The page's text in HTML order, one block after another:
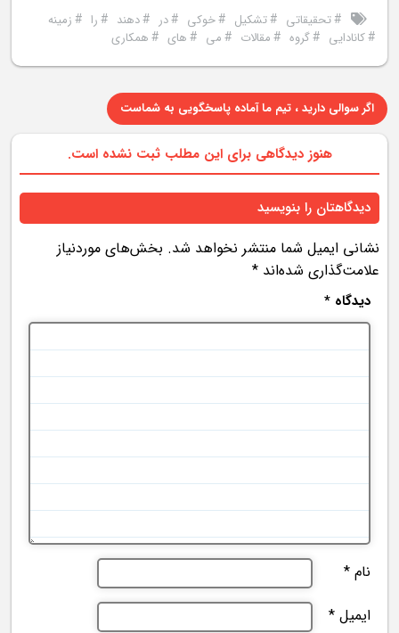
#تحقیقاتی #تشکیل #خوکی #در #دهند #را #زمینه
#کانادایی #گروه #مقالات #می #های #همکاری
اگر سوالی دارید ، تیم ما آماده پاسخگویی به شماست
هنوز دیدگاهی برای این مطلب ثبت نشده است.
دیدگاهتان را بنویسید
نشانی ایمیل شما منتشر نخواهد شد. بخش‌های موردنیاز
علامت‌گذاری شده‌اند *
دیدگاه *
نام *
ایمیل *